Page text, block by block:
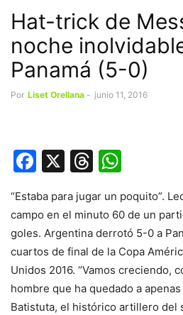
Hat-trick de
noche
Panamá (5-0)
Por Liset Orellana - junio 11, 2016
Facebook
X Threads
“Estaba para jugar un poquito”.
campo en el minuto 60 de un
goles. Argentina derrotó 5-0 a
cuartos de final de la Copa
Unidos 2016. “Vamos creciendo,
hombre que ha quedado a
Batistuta, el histórico artillero del